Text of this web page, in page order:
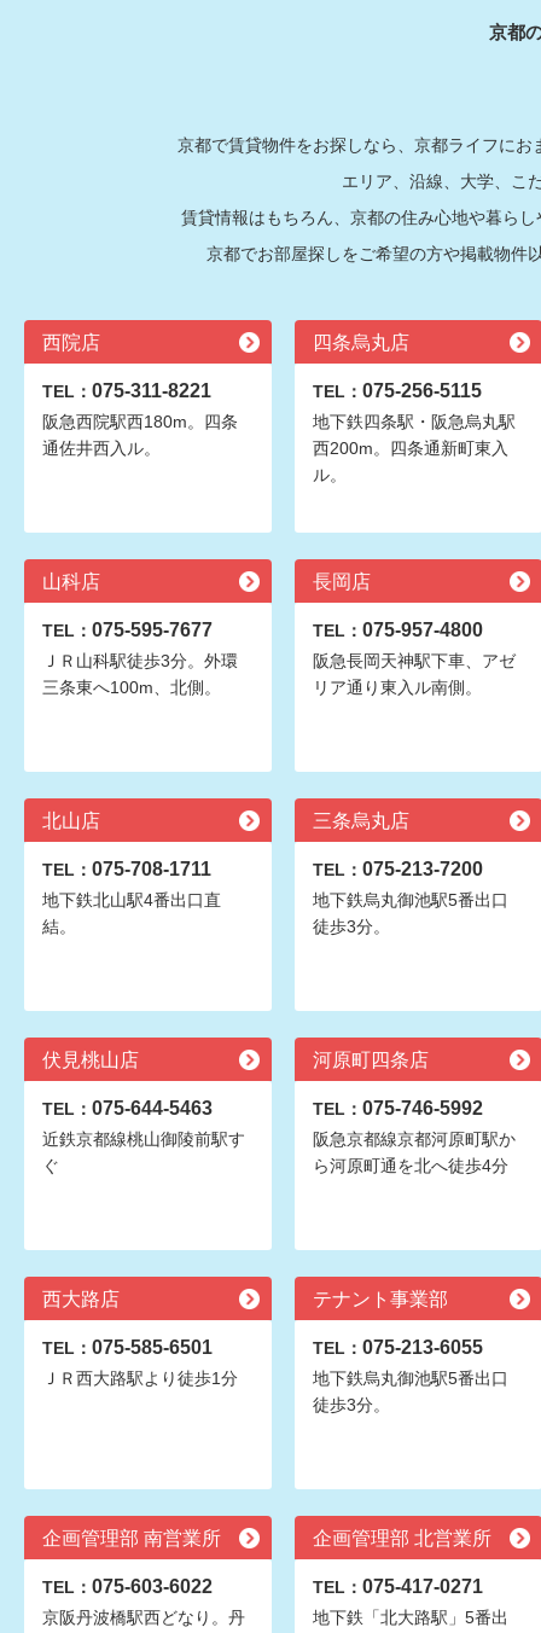
京都
京都で賃貸物件をお探しなら、京都ライフに
エリア、沿線、大学、こ
賃貸情報はもちろん、京都の住み心地や暮ら
京都でお部屋探しをご希望の方や掲載物件
西院店
TEL： 075-311-8221
阪急西院駅西180m。四条
通佐井西入ル。
四条烏丸店
TEL： 075-256-5115
地下鉄四条駅・阪急烏丸駅
西200m。四条通新町東入
ル。
山科店
TEL： 075-595-7677
ＪＲ山科駅徒歩3分。外環
三条東へ100m、北側。
長岡店
TEL： 075-957-4800
阪急長岡天神駅下車、アゼ
リア通り東入ル南側。
北山店
TEL： 075-708-1711
地下鉄北山駅4番出口直
結。
三条烏丸店
TEL： 075-213-7200
地下鉄烏丸御池駅5番出口
徒歩3分。
伏見桃山店
TEL： 075-644-5463
近鉄京都線桃山御陵前駅す
ぐ
河原町四条店
TEL： 075-746-5992
阪急京都線京都河原町駅か
ら河原町通を北へ徒歩4分
西大路店
TEL： 075-585-6501
ＪＲ西大路駅より徒歩1分
テナント事業部
TEL： 075-213-6055
地下鉄烏丸御池駅5番出口
徒歩3分。
企画管理部 南営業所
TEL： 075-603-6022
京阪丹波橋駅西どなり。丹
企画管理部 北営業所
TEL： 075-417-0271
地下鉄「北大路駅」5番出